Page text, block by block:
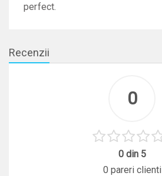
perfect.
Recenzii
0
0 din 5
0 pareri clienti